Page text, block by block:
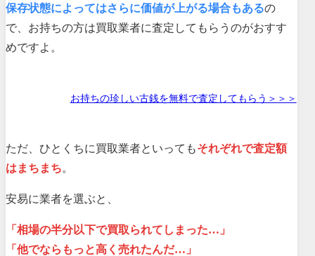
保存状態によってはさらに価値が上がる場合もあるの
で、お持ちの方は買取業者に査定してもらうのがおすす
めですよ。
お持ちの珍しい古銭を無料で査定してもらう＞＞＞
ただ、ひとくちに買取業者といってもそれぞれで査定額
はまちまち。
安易に業者を選ぶと、
「相場の半分以下で買取られてしまった…」
「他でならもっと高く売れたんだ…」